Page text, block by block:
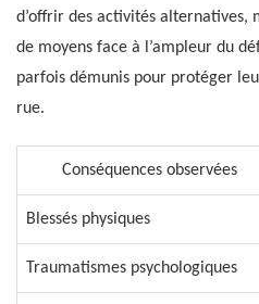
d’offrir des activités alternatives,
de moyens face à l’ampleur du
parfois démunis pour protéger
rue.
Conséquences observées
Blessés physiques
Traumatismes psychologiques